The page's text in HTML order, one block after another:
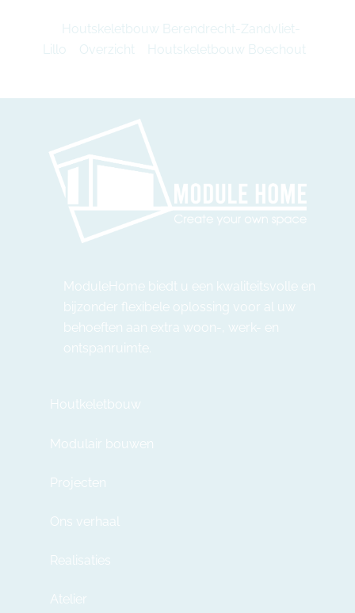
Houtskeletbouw Berendrecht-Zandvliet-
Lillo
Overzicht Houtskeletbouw Boechout
ModuleHome biedt u een kwaliteitsvolle en
bijzonder flexibele oplossing voor al uw
behoeften aan extra woon-, werk- en
ontspanruimte.
Houtkeletbouw
Modulair bouwen
Projecten
Ons verhaal
Realisaties
Atelier